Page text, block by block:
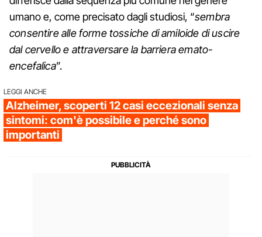
umano e, come precisato dagli studiosi, “sembra
consentire alle forme tossiche di amiloide di uscire
dal cervello e attraversare la barriera emato-
encefalica”.
LEGGI ANCHE
Alzheimer, scoperti 12 casi eccezionali senza
sintomi: com'è possibile e perché sono
importanti